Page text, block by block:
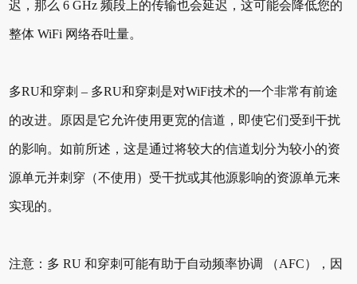
迟，那么 6 GHz 频段上的传输也会延迟，这可能会降低您的
整体 WiFi 网络吞吐量。
多RU和穿刺 – 多RU和穿刺是对WiFi技术的一个非常有前途
的改进。原因是它允许使用更宽的信道，即使它们受到干扰
的影响。如前所述，这是通过将较大的信道划分为较小的资
源单元并刺穿（不使用）受干扰或其他源影响的资源单元来
实现的。
注意：多 RU 和穿刺可能有助于自动频率协调 （AFC），因